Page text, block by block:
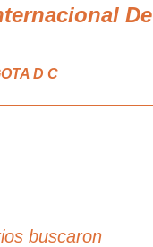
De
D C
buscaron